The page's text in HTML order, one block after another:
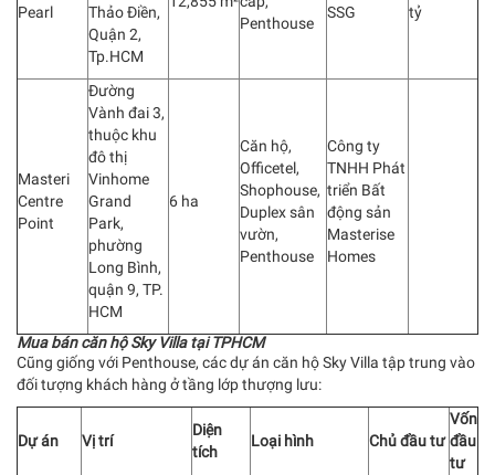
Pearl
Thảo Điền,
Quận 2,
Tp.HCM
Penthouse
SSG
tỷ
Masteri
Centre
Point
Đường
Vành đai 3,
thuộc khu
đô thị
Vinhome
Grand
Park,
phường
Long Bình,
quận 9, TP.
HCM
6 ha
Căn hộ,
Officetel,
Shophouse,
Duplex sân
vườn,
Penthouse
Công ty
TNHH Phát
triển Bất
động sản
Masterise
Homes
Mua bán căn hộ Sky Villa tại TPHCM
Cũng giống với Penthouse, các dự án căn hộ Sky Villa tập trung vào
đối tượng khách hàng ở tầng lớp thượng lưu:
Dự án Vị trí
Diện
tích
Loại hình Chủ đầu tư
Vốn
đầu
tư